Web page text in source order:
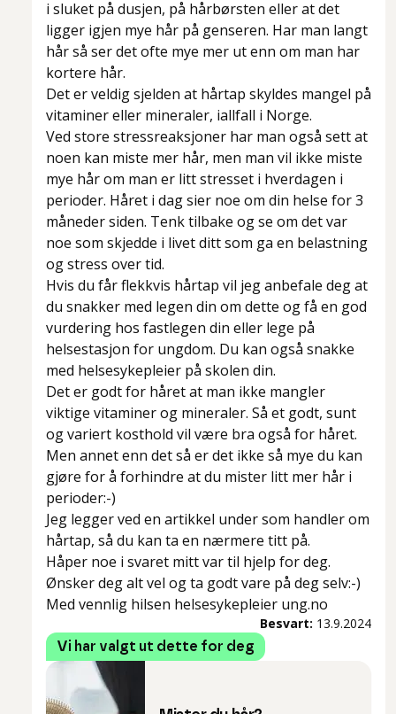
i sluket på dusjen, på hårbørsten eller at det
ligger igjen mye hår på genseren. Har man langt
hår så ser det ofte mye mer ut enn om man har
kortere hår.
Det er veldig sjelden at hårtap skyldes mangel på
vitaminer eller mineraler, iallfall i Norge.
Ved store stressreaksjoner har man også sett at
noen kan miste mer hår, men man vil ikke miste
mye hår om man er litt stresset i hverdagen i
perioder. Håret i dag sier noe om din helse for 3
måneder siden. Tenk tilbake og se om det var
noe som skjedde i livet ditt som ga en belastning
og stress over tid.
Hvis du får flekkvis hårtap vil jeg anbefale deg at
du snakker med legen din om dette og få en god
vurdering hos fastlegen din eller lege på
helsestasjon for ungdom. Du kan også snakke
med helsesykepleier på skolen din.
Det er godt for håret at man ikke mangler
viktige vitaminer og mineraler. Så et godt, sunt
og variert kosthold vil være bra også for håret.
Men annet enn det så er det ikke så mye du kan
gjøre for å forhindre at du mister litt mer hår i
perioder:-)
Jeg legger ved en artikkel under som handler om
hårtap, så du kan ta en nærmere titt på.
Håper noe i svaret mitt var til hjelp for deg.
Ønsker deg alt vel og ta godt vare på deg selv:-)
Med vennlig hilsen helsesykepleier ung.no
Besvart: 13.9.2024
Vi har valgt ut dette for deg